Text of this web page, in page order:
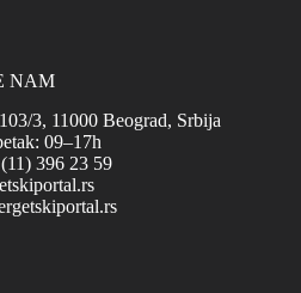
NAM
3, 11000 Beograd, Srbija
09–17h
396 23 59